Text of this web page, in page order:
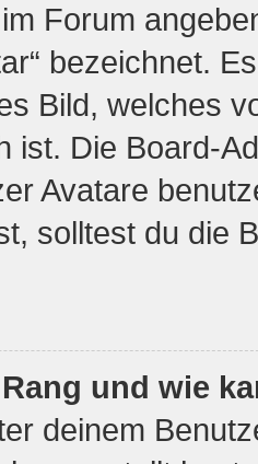
Forum
bezeichnet.
Bild, welches
ist. Die Board-
Avatare
solltest du die
und wie
deinem